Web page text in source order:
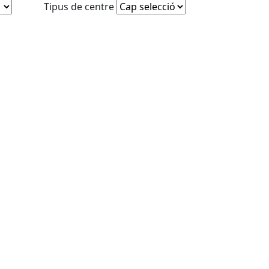
Tipus de centre